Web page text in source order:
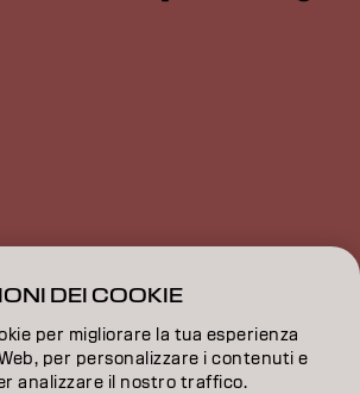
DEI COOKIE
per migliorare la tua esperienza
per personalizzare i contenuti e
analizzare il nostro traffico.